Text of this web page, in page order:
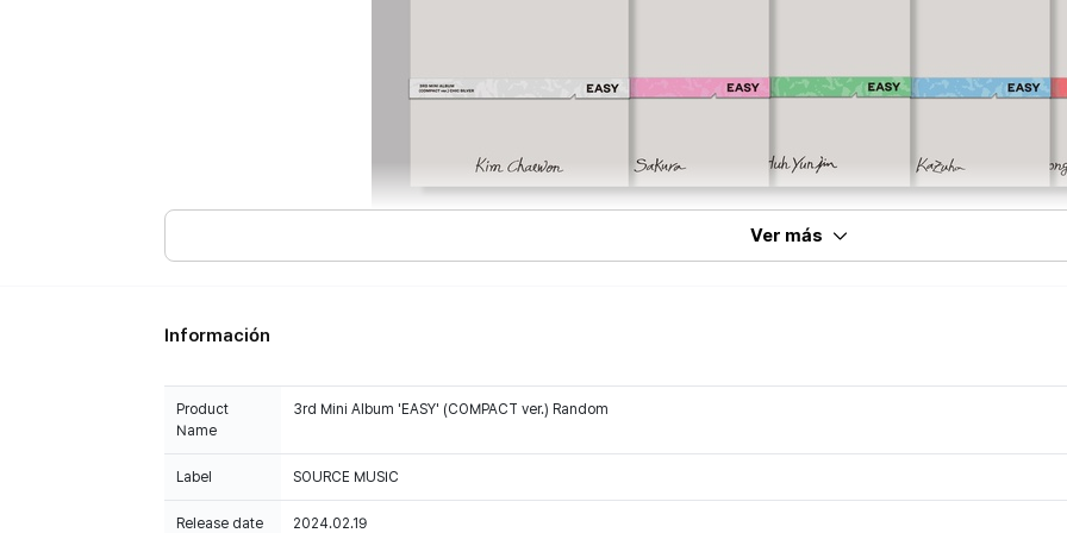
Ver más
Información
Product
Name
3rd Mini Album 'EASY' (COMPACT ver.) Random
Label SOURCE MUSIC
Release date 2024.02.19